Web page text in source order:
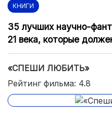
КНИГИ
35 лучших научно-
21 века, которые
«СПЕШИ ЛЮБИТЬ»
Рейтинг фильма: 4.8